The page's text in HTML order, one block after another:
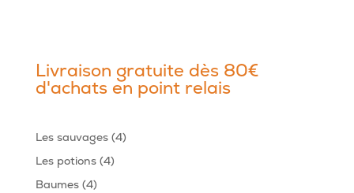
Livraison gratuite dès 80€
d'achats en point relais
Les sauvages 44
Les potions 44
Baumes 44